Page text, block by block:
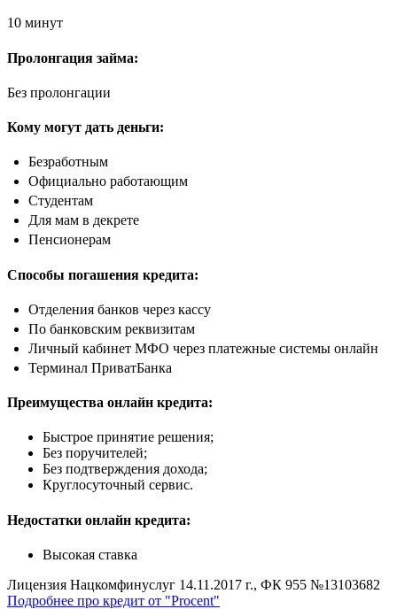
10 минут
Пролонгация займа:
Без пролонгации
Кому могут дать деньги:
Безработным
Официально работающим
Студентам
Для мам в декрете
Пенсионерам
Способы погашения кредита:
Отделения банков через кассу
По банковским реквизитам
Личный кабинет МФО через платежные системы онлайн
Терминал ПриватБанка
Преимущества онлайн кредита:
Быстрое принятие решения;
Без поручителей;
Без подтверждения дохода;
Круглосуточный сервис.
Недостатки онлайн кредита:
Высокая ставка
Лицензия Нацкомфинуслуг 14.11.2017 г., ФК 955 №13103682
Подробнее про кредит от "Procent"